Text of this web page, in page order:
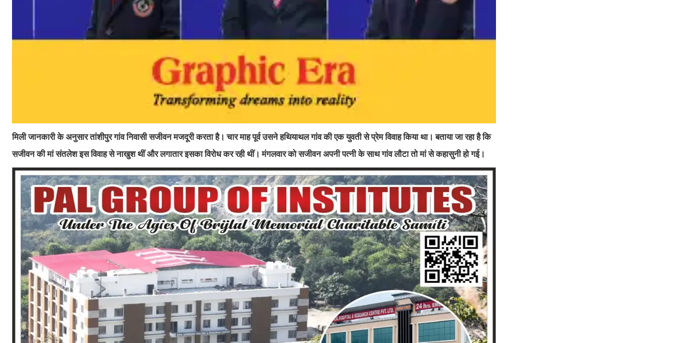
मिली जानकारी के अनुसार तांशीपुर गांव निवासी सजीवन मजदूरी करता है। चार माह पूर्व उसने हथियाथल गांव की एक युवती से प्रेम विवाह किया था। बताया जा रहा है कि
सजीवन की मां संतलेश इस विवाह से नाखुश थीं और लगातार इसका विरोध कर रही थीं। मंगलवार को सजीवन अपनी पत्नी के साथ गांव लौटा तो मां से कहासुनी हो गई।